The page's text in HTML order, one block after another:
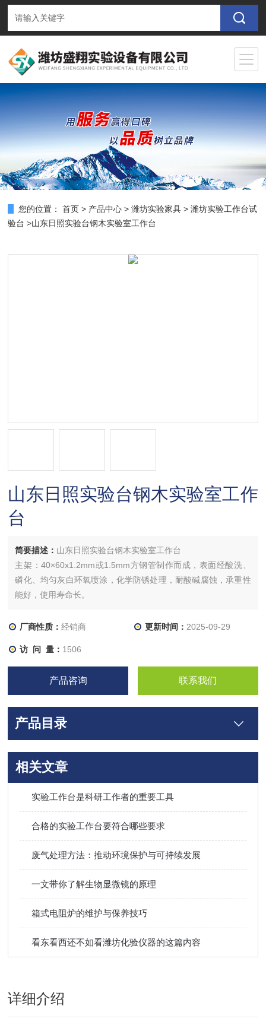
您的位置： 首页 > 产品中心 >潍坊实验家具 >潍坊实验工作台试
验台 >山东日照实验台钢木实验室工作台
山东日照实验台钢木实验室工作
台
简要描述： 山东日照实验台钢木实验室工作台
主架：40×60x1.2mm或1.5mm方钢管制作而成，表面经酸洗、
磷化、均匀灰白环氧喷涂，化学防锈处理，耐酸碱腐蚀，承重性
能好，使用寿命长。
厂商性质：经销商 更新时间： 2025-09-29
访 问 量： 1506
产品咨询 联系我们
产品目录
相关文章
实验工作台是科研工作者的重要工具
合格的实验工作台要符合哪些要求
废气处理方法：推动环境保护与可持续发展
一文带你了解生物显微镜的原理
箱式电阻炉的维护与保养技巧
看东看西还不如看潍坊化验仪器的这篇内容
详细介绍